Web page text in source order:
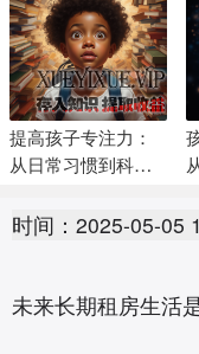
提高孩子专注力：
从日常习惯到科学
会
时间：2025-05-05
未来长期租房生活